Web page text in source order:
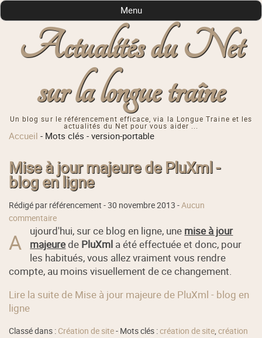
Actualités du Net
sur la longue traîne
Un blog sur le référencement efficace, via la Longue Traine et les
actualités du Net pour vous aider ...
Menu
Accueil - Mots clés -version-portable
Mise à jour majeure de PluXml -
blog en ligne
Rédigé par référencement -30 novembre 2013 -Aucun
commentaire
A ujourd'hui, sur ce blog en ligne, une mise à jour
majeurede PluXml a été effectuée et donc, pour
les habitués, vous allez vraiment vous rendre
compte, au moins visuellement de ce changement.
Lire la suite de Mise à jour majeure de PluXml - blog en
ligne
Classé dans : Création de site- Mots clés :création de site,création